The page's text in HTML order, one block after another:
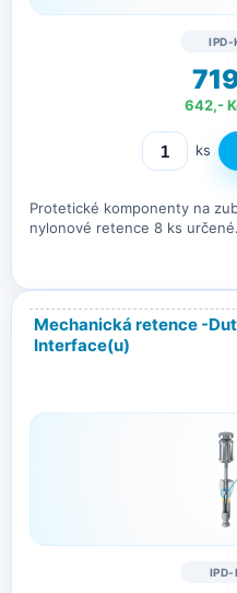
IPD-
642,-
ks
Protetické komponenty na
nylonové retence 8 ks
Mechanická retence -
Interface(u)